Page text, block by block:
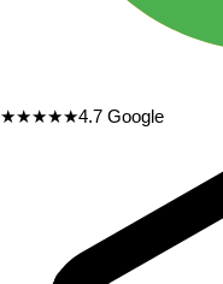
★★★★★4.7 Google